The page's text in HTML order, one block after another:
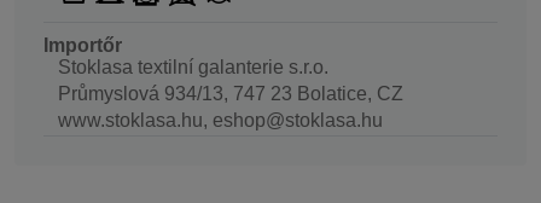
Importőr
Stoklasa textilní galanterie s.r.o.
Průmyslová 934/13, 747 23 Bolatice, CZ
www.stoklasa.hu, eshop@stoklasa.hu